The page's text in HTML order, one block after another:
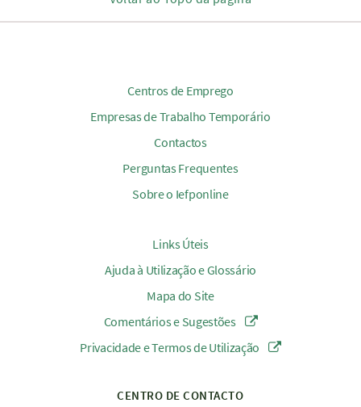
Centros de Emprego
Empresas de Trabalho Temporário
Contactos
Perguntas Frequentes
Sobre o Iefponline
Links Úteis
Ajuda à Utilização e Glossário
Mapa do Site
Comentários e Sugestões
Privacidade e Termos de Utilização
CENTRO DE CONTACTO